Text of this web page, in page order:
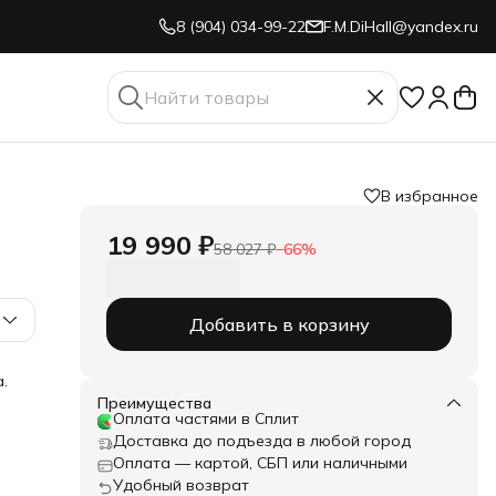
8 (904) 034-99-22 F.M.DiHall@yandex.ru
В избранное
19 990 ₽58 027 ₽−66%
Добавить в корзину
Преимущества
Оплата частями в Сплит
Доставка до подъезда в любой город
Оплата — картой, СБП или наличными
Удобный возврат